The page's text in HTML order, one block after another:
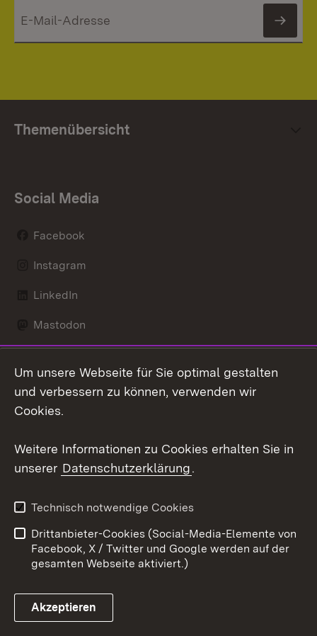
Themenübersicht
Social Media
Facebook
Instagram
LinkedIn
Mastodon
X / Twitter
Youtube
Link zum Landesportal
Kontakt
Datenschutz
Barrierefreiheit
Impressum Cookies
Um unsere Webseite für Sie optimal gestalten
und verbessern zu können, verwenden wir
Cookies.
Weitere Informationen zu Cookies erhalten Sie in
unserer Datenschutzerklärung.
Technisch notwendige Cookies
Drittanbieter-Cookies (Social-Media-Elemente von
Facebook, X / Twitter und Google werden auf der
gesamten Webseite aktiviert.)
Akzeptieren